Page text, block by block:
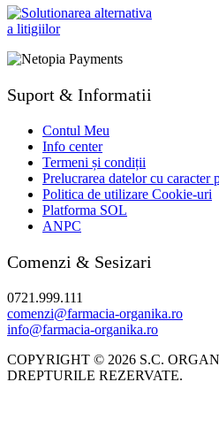
Suport & Informatii
Contul Meu
Info center
Termeni și condiții
Prelucrarea datelor cu caracter
Politica de utilizare Cookie-uri
Platforma SOL
ANPC
Comenzi & Sesizari
0721.999.111
comenzi@farmacia-organika.ro
info@farmacia-organika.ro
COPYRIGHT © 2026 S.C.
DREPTURILE REZERVATE.